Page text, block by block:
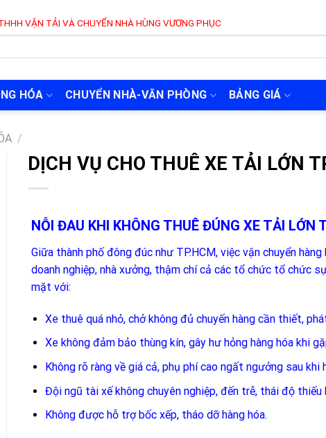
CHUYỂN NHÀ HÙNG VƯƠNG PHỤC VỤ 24/7
HÓA CHUYỂN NHÀ-VĂN PHÒNG BẢNG GIÁ
/
DỊCH VỤ CHO THUÊ XE TẢI LỚN
NỖI ĐAU KHI KHÔNG THUÊ ĐÚNG XE TẢI LỚN
Giữa thành phố đông đúc như TP.HCM, việc vận chuyển
doanh nghiệp, nhà xưởng, thậm chí cả các tổ chức tổ chức
mặt với:
Xe thuê quá nhỏ, chở không đủ chuyến hàng cần thiết,
Xe không đảm bảo thùng kín, gây hư hỏng hàng hóa khi
Không rõ ràng về giá cả, phụ phí cao ngất ngưởng sau khi
Đội ngũ tài xế không chuyên nghiệp, đến trễ, thái độ thiếu
Không được hỗ trợ bốc xếp, tháo dỡ hàng hóa.